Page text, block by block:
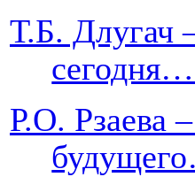
Т.Б. Длугач
Р.О. Рзаева